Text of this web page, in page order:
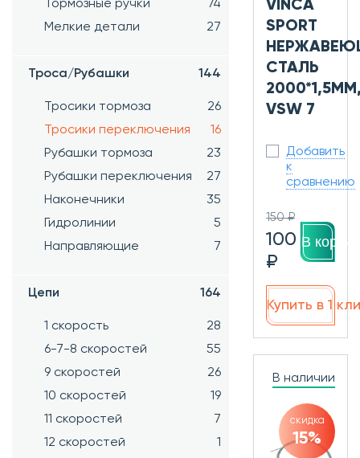
Тормозные ручки
74
Мелкие детали
27
Троса/Рубашки 144
Тросики тормоза
26
Тросики переключения
16
Рубашки тормоза
23
Рубашки переключения
27
Наконечники
35
Гидролинии
5
Направляющие
7
Цепи 164
1 скорость
28
6-7-8 скоростей
55
9 скоростей
26
10 скоростей
19
11 скоростей
7
12 скоростей
1
VINCA
SPORT
СТАЛЬ
VSW 7
Добавить
к
сравнению
150 ₽
100
₽
В
Купить в 1
В наличии
скидка
15%